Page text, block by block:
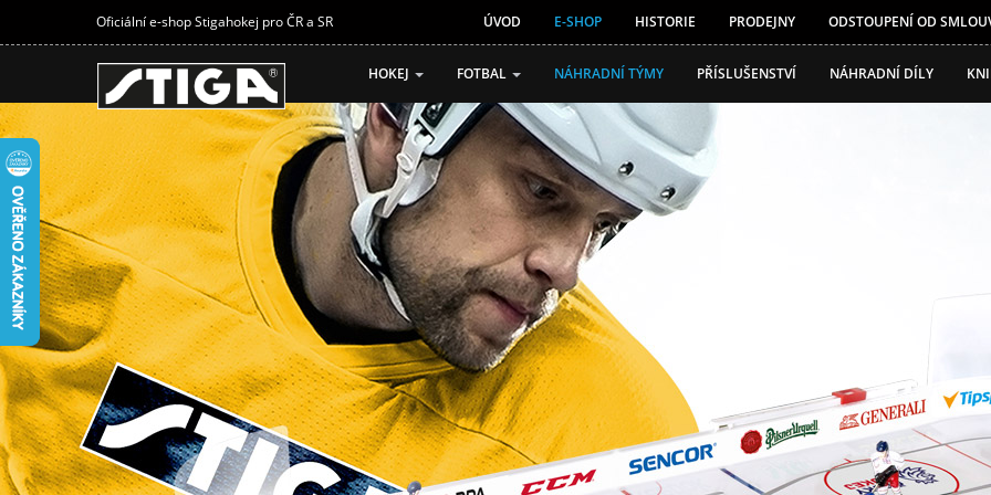
Oficiální e-shop Stigahokej pro ČR a SR ÚVOD E-SHOP HISTORIE PRODEJNY ODSTOUPENÍ OD
HOKEJ FOTBAL NÁHRADNÍ TÝMY PŘÍSLUŠENSTVÍ NÁHRADNÍ DÍLY